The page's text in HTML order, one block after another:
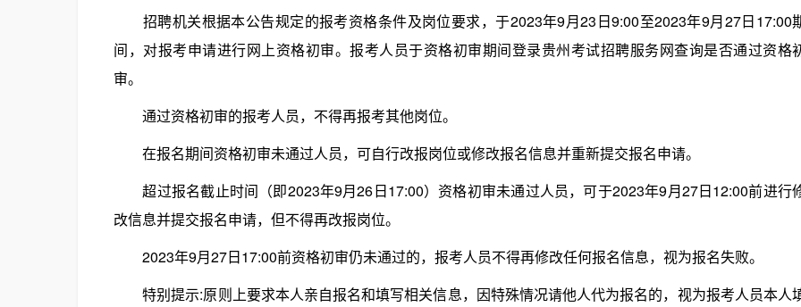
招聘机关根据本公告规定的报考资格条件及岗位要求，于2023年9月23日9:00至2023年9月27日17:00
间，对报考申请进行网上资格初审。报考人员于资格初审期间登录贵州考试招聘服务网查询是否通过资格
审。
通过资格初审的报考人员，不得再报考其他岗位。
在报名期间资格初审未通过人员，可自行改报岗位或修改报名信息并重新提交报名申请。
超过报名截止时间（即2023年9月26日17:00）资格初审未通过人员，可于2023年9月27日12:00前进行
改信息并提交报名申请，但不得再改报岗位。
2023年9月27日17:00前资格初审仍未通过的，报考人员不得再修改任何报名信息，视为报名失败。
特别提示:原则上要求本人亲自报名和填写相关信息，因特殊情况请他人代为报名的，视为报考人员本人